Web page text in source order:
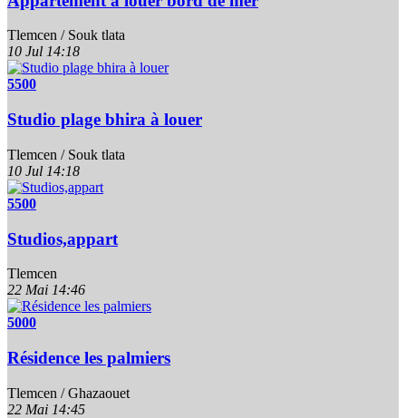
Tlemcen / Souk tlata
10 Jul 14:18
5500
Studio plage bhira à louer
Tlemcen / Souk tlata
10 Jul 14:18
5500
Studios,appart
Tlemcen
22 Mai 14:46
5000
Résidence les palmiers
Tlemcen / Ghazaouet
22 Mai 14:45